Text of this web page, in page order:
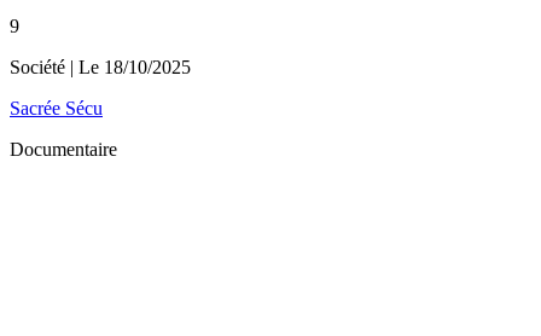
9
Société | Le 18/10/2025
Sacrée Sécu
Documentaire